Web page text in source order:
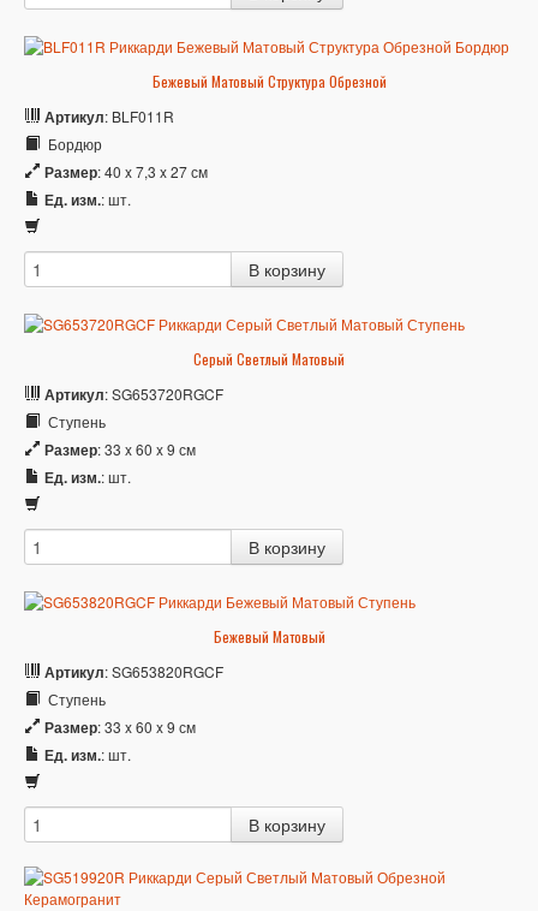
Бежевый Матовый Структура Обрезной
Артикул: BLF011R
Бордюр
Размер: 40 x 7,3 x 27 см
Ед. изм.: шт.
Серый Светлый Матовый
Артикул: SG653720RGCF
Ступень
Размер: 33 x 60 x 9 см
Ед. изм.: шт.
Бежевый Матовый
Артикул: SG653820RGCF
Ступень
Размер: 33 x 60 x 9 см
Ед. изм.: шт.